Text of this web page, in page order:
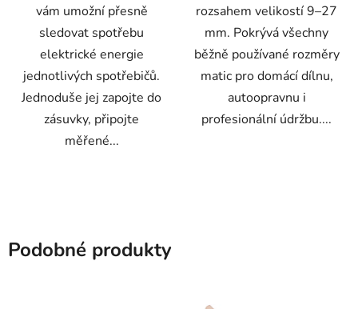
vám umožní přesně
sledovat spotřebu
elektrické energie
jednotlivých spotřebičů.
Jednoduše jej zapojte do
zásuvky, připojte
měřené...
rozsahem velikostí 9–27
mm. Pokrývá všechny
běžně používané rozměry
matic pro domácí dílnu,
autoopravnu i
profesionální údržbu....
Podobné produkty